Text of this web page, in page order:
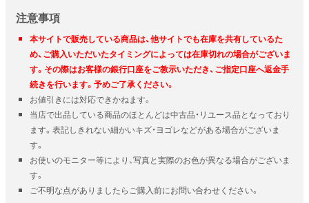
注意事項
本サイトで販売している商品は、他サイトでも在庫を共有しているた
め、ご購入いただいたタイミングによっては在庫切れの場合がございま
す。その際はお客様の銀行口座をご教示いただき、ご指定口座へ返金手
続きを行います。予めご了承ください。
お値引きには対応できかねます。
当店で出品している商品のほとんどは中古品・リユース品となっており
ます。表記しきれない細かいキズ・ヨゴレなどがある場合がございま
す。
お使いのモニター等により、写真と実際のお色が異なる場合がございま
す。
ご不明な点がありましたらご購入前にお問い合わせください。